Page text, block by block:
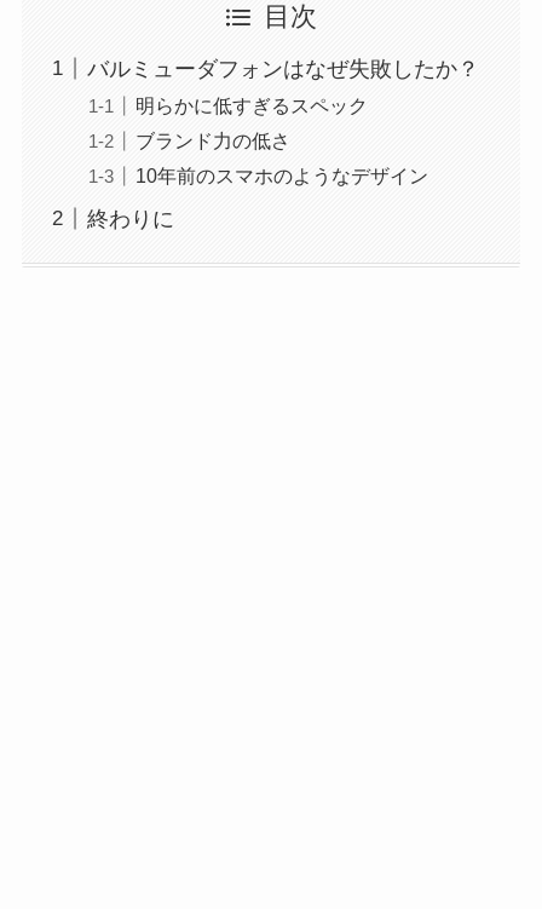
目次
バルミューダフォンはなぜ失敗したか？
明らかに低すぎるスペック
ブランド力の低さ
10年前のスマホのようなデザイン
終わりに